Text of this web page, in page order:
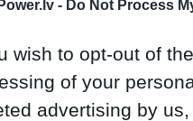
- Do Not Process
wish to opt-out of
of your
advertising by